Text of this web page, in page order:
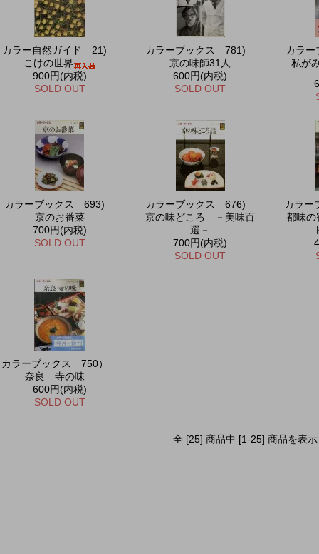
カラー自然ガイド 21)
こけの世界
900円(内税)
SOLD OUT
カラーブックス 781)
京の味師31人
600円(内税)
SOLD OUT
カラ
私が
カラーブックス 693)
京のお番菜
700円(内税)
SOLD OUT
カラーブックス 676)
京の味どころ －美味百
選－
700円(内税)
SOLD OUT
カラ
都味
カラーブックス 750）
奈良 寺の味
600円(内税)
SOLD OUT
全 [25] 商品中 [1-25] 商品を表